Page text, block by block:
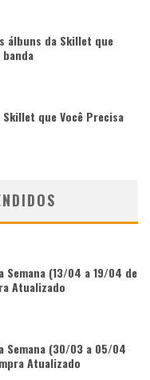
álbuns da Skillet que
que Você Precisa
Semana (13/04 a 19/04 de
Atualizado
Semana (30/03 a 05/04
Atualizado